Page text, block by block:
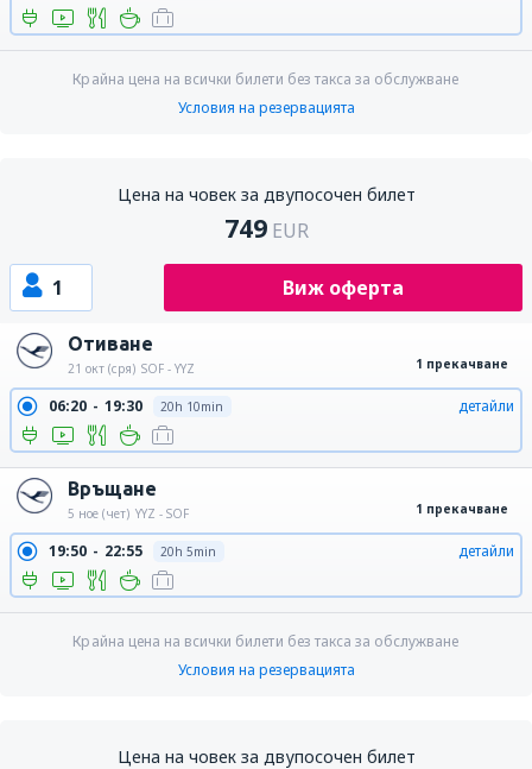
Крайна цена на всички билети без такса за обслужване
Условия на резервацията
Цена на човек за двупосочен билет
749 EUR
1 Виж оферта
Отиване
21 окт (сря) SOF - YYZ 1 прекачване
06:20 19:30 20h 10min детайли
Връщане
5 ное (чет) YYZ - SOF 1 прекачване
19:50 22:55 20h 5min детайли
Крайна цена на всички билети без такса за обслужване
Условия на резервацията
Цена на човек за двупосочен билет